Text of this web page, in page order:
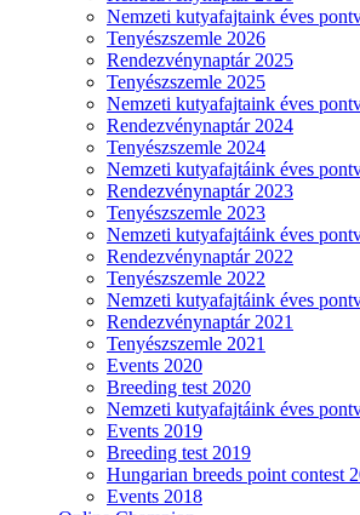
Nemzeti kutyafajtaink éves
Tenyészszemle 2026
Rendezvénynaptár 2025
Tenyészszemle 2025
Nemzeti kutyafajtaink éves
Rendezvénynaptár 2024
Tenyészszemle 2024
Nemzeti kutyafajtáink éves
Rendezvénynaptár 2023
Tenyészszemle 2023
Nemzeti kutyafajtáink éves
Rendezvénynaptár 2022
Tenyészszemle 2022
Nemzeti kutyafajtáink éves
Rendezvénynaptár 2021
Tenyészszemle 2021
Events 2020
Breeding test 2020
Nemzeti kutyafajtáink éves
Events 2019
Breeding test 2019
Hungarian breeds point contest
Events 2018